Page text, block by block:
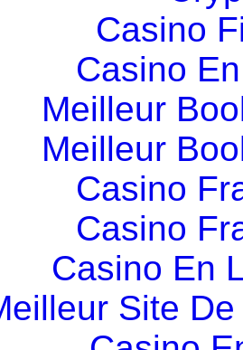
Casino
Casino
Meilleur
Meilleur
Casino
Casino
Casino En
Site